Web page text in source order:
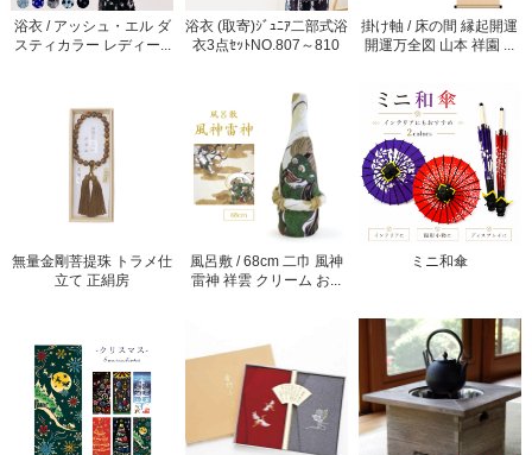
浴衣 / アッシュ・エル ダ
スティカラー レディー...
浴衣 (取寄)ｼﾞｭﾆｱ二部式浴
衣3点ｾｯﾄNO.807～810
掛け軸 / 床の間 縁起開運
開運万全図 山本 祥園 ...
無量金剛菩提珠 トラメ仕
立て 正絹房
風呂敷 / 68cm 二巾 風神
雷神 祥雲 クリーム お...
ミニ和傘